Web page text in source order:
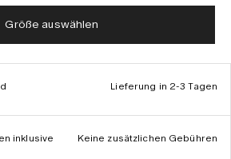
Größe auswählen
Lieferung in 2-3 Tagen
inklusive Keine zusätzlichen Gebühren